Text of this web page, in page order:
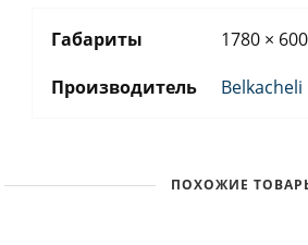
Габариты
1780 ×
Производитель
Belkacheli
ПОХОЖИЕ